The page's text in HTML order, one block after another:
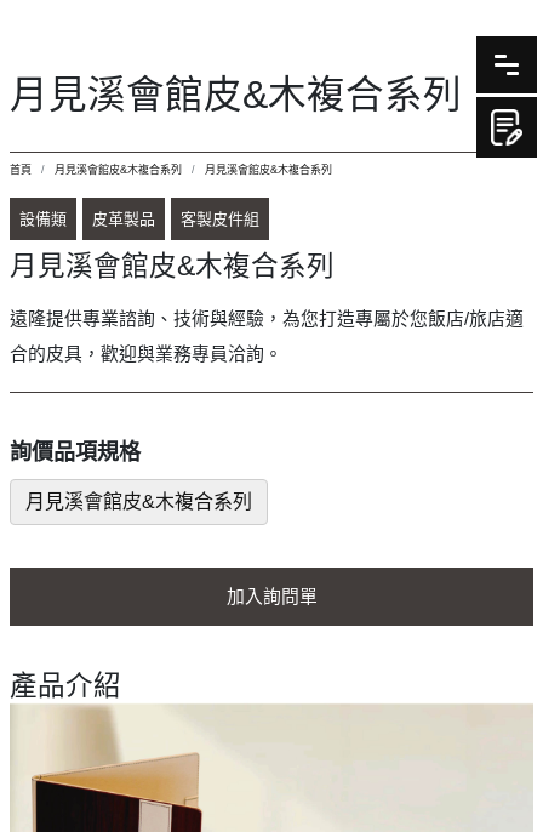
月見溪會館皮&木複合系列
首頁 月見溪會館皮&木複合系列 月見溪會館皮&木複合系列
設備類 皮革製品 客製皮件組
月見溪會館皮&木複合系列
遠隆提供專業諮詢、技術與經驗，為您打造專屬於您飯店/旅店適
合的皮具，歡迎與業務專員洽詢。
詢價品項規格
月見溪會館皮&木複合系列
加入詢問單
產品介紹